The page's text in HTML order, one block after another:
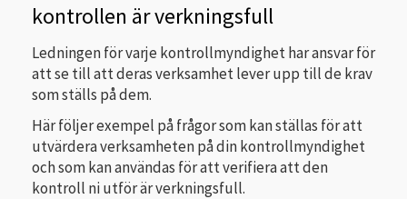
kontrollen är verkningsfull
Ledningen för varje kontrollmyndighet har ansvar för
att se till att deras verksamhet lever upp till de krav
som ställs på dem.
Här följer exempel på frågor som kan ställas för att
utvärdera verksamheten på din kontrollmyndighet
och som kan användas för att verifiera att den
kontroll ni utför är verkningsfull.